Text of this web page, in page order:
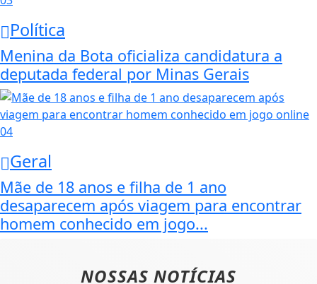
Política
Menina da Bota oficializa candidatura a
deputada federal por Minas Gerais
04
Geral
Mãe de 18 anos e filha de 1 ano
desaparecem após viagem para encontrar
homem conhecido em jogo...
NOSSAS NOTÍCIAS